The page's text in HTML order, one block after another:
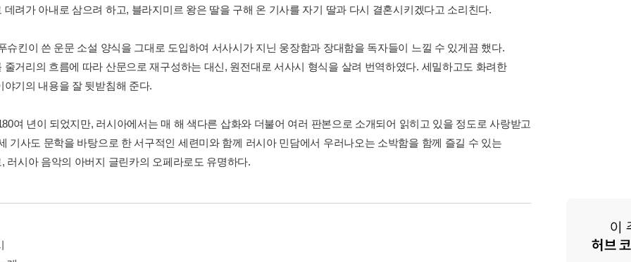
데려가 아내로 삼으려 하고, 블라지미르 왕은 딸을 구해 온 기사를 자기 딸과 다시 결혼시키겠다고 소리친다.
슈킨이 쓴 운문 소설 양식을 그대로 도입하여 서사시가 지닌 웅장함과 장대함을 독자들이 느낄 수 있게끔 했다.
줄거리의 흐름에 따라 산문으로 재구성하는 대신, 원전대로 서사시 형식을 살려 번역하였다. 세밀하고도 화려한
야기의 내용을 잘 뒷받침해 준다.
여 년이 되었지만, 러시아에서는 매 해 색다른 삽화와 더불어 여러 판본으로 소개되어 읽히고 있을 정도로 사랑받고
기사도 문학을 바탕으로 한 서구적인 세련미와 함께 러시아 민담에서 우러나오는 소박함을 함께 즐길 수 있는
러시아 음악의 아버지 글린카의 오페라로도 유명하다.